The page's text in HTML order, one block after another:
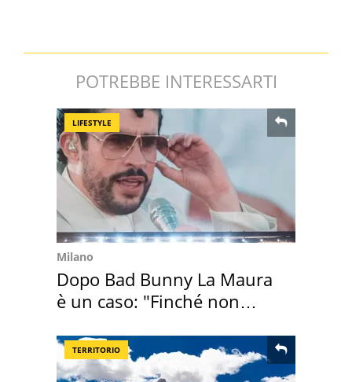
POTREBBE INTERESSARTI
LIFESTYLE
Milano
Dopo Bad Bunny La Maura
è un caso: "Finché non
TERRITORIO